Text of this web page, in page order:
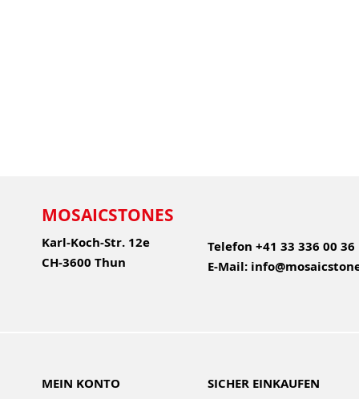
MOSAICSTONES
Karl-Koch-Str. 12e
CH-3600 Thun
Telefon +41 33 336 00 36
E-Mail:
MEIN KONTO SICHER EINKAUFEN